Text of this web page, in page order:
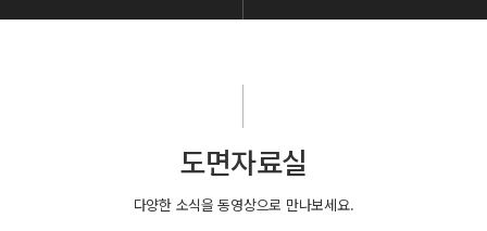
도면자료실
다양한 소식을 동영상으로 만나보세요.